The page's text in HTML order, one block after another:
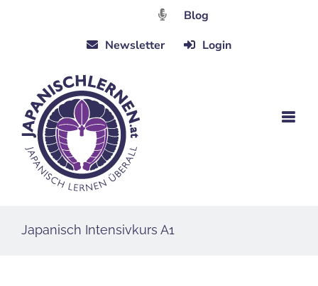
Blog
Newsletter
Login
Japanisch Intensivkurs A1